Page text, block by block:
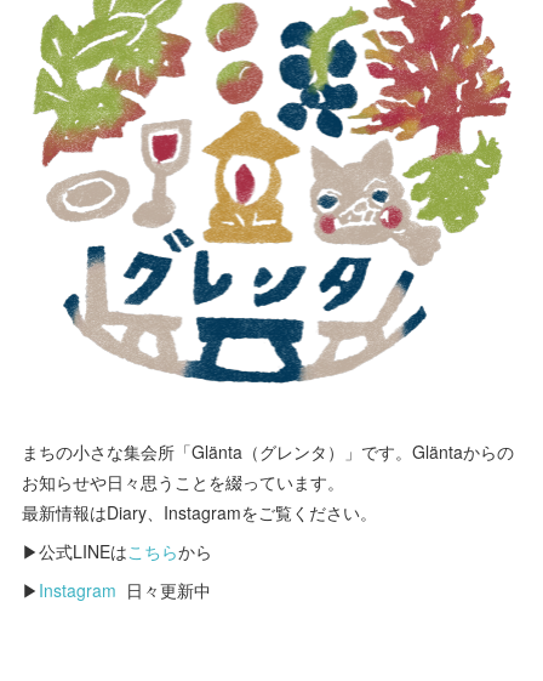
まちの小さな集会所「Glänta（グレンタ）」です。Gläntaからの
お知らせや日々思うことを綴っています。
最新情報はDiary、Instagramをご覧ください。
▶公式LINEはこちらから
▶ Instagram 日々更新中